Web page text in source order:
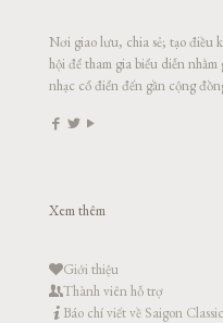
Nơi giao lưu, chia sẻ; tạo điều
hội để tham gia biểu diễn
nhạc cổ điển đến gần cộng
Xem thêm
Giới thiệu
Thành viên hỗ trợ
Báo chí viết về Saigon